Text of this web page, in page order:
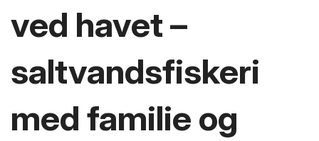
ved havet –
saltvandsfiskeri
med familie og